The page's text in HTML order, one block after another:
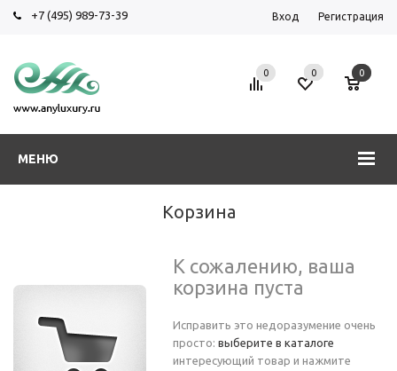
+7 (495) 989-73-39 Вход Регистрация
МЕНЮ
0 0 0
Корзина
К сожалению, ваша
корзина пуста
Исправить это недоразумение очень
просто: выберите в каталоге
интересующий товар и нажмите